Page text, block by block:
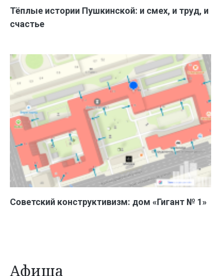
Тёплые истории Пушкинской: и смех, и труд, и
счастье
Советский конструктивизм: дом «Гигант № 1»
Афиша